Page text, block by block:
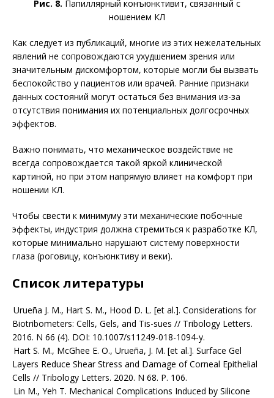
Рис. 8. Папиллярный конъюнктивит, связанный с
ношением КЛ
Как следует из публикаций, многие из этих нежелательных
явлений не сопровож­даются ухудшением зрения или
значительным дискомфортом, которые могли бы вызвать
беспокойство у пациентов или врачей. Ранние признаки
данных состояний могут остаться без внимания из-за
отсутствия понимания их потенциальных долгосрочных
эффектов.
Важно понимать, что механическое воздействие не
всегда сопровождается такой яркой клинической
картиной, но при этом напрямую влияет на комфорт при
ношении КЛ.
Чтобы свести к минимуму эти механические побочные
эффекты, индустрия должна стремиться к разработке КЛ,
которые минимально нарушают систему поверхности
глаза (роговицу, конъюнктиву и веки).
Список литературы
Urueña J. M., Hart S. M., Hood D. L. [et al.]. Considerations for
Biotribometers: Cells, Gels, and Tis-­sues // Tribology Letters.
2016. N 66 (4). DOI: 10.1007/s11249-018-1094-y.
Hart S. M., McGhee E. O., Urueña, J. M. [et al.]. Surface Gel
Layers Reduce Shear Stress and Damage of Corneal Epithelial
Cells // Tribology Letters. 2020. N 68. P. 106.
Lin M., Yeh T. Mechanical Complications Induced by Silicone